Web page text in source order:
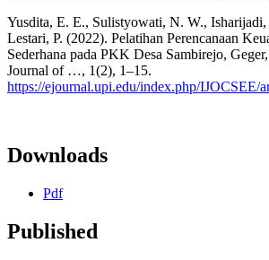
Yusdita, E. E., Sulistyowati, N. W.,
Lestari, P. (2022). Pelatihan Perencanaan
Sederhana pada PKK Desa Sambirejo,
Journal of …, 1(2), 1–15.
https://ejournal.upi.edu/index.php/IJOCSEE/
Downloads
Pdf
Published